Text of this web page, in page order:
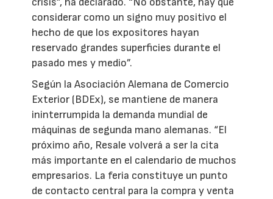
considerar como un signo muy positivo el
hecho de que los expositores hayan
reservado grandes superficies durante el
pasado mes y medio”.
Según la Asociación Alemana de Comercio
Exterior (BDEx), se mantiene de manera
ininterrumpida la demanda mundial de
máquinas de segunda mano alemanas. “El
próximo año, Resale volverá a ser la cita
más importante en el calendario de muchos
empresarios. La feria constituye un punto
de contacto central para la compra y venta